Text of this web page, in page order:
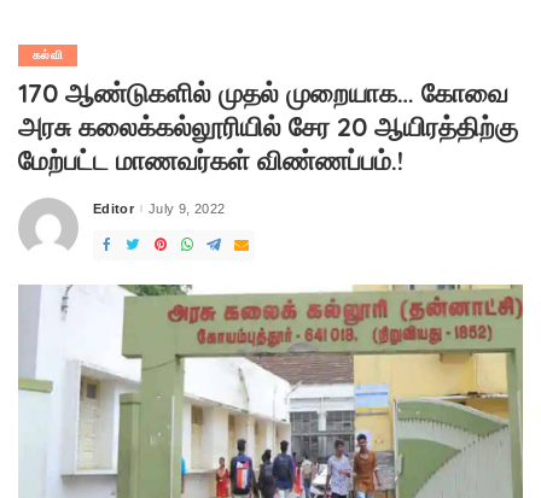
கல்வி
170 ஆண்டுகளில் முதல் முறையாக… கோவை
அரசு கலைக்கல்லூரியில் சேர 20 ஆயிரத்திற்கு
மேற்பட்ட மாணவர்கள் விண்ணப்பம்.!
Posted
Editor July 9, 2022